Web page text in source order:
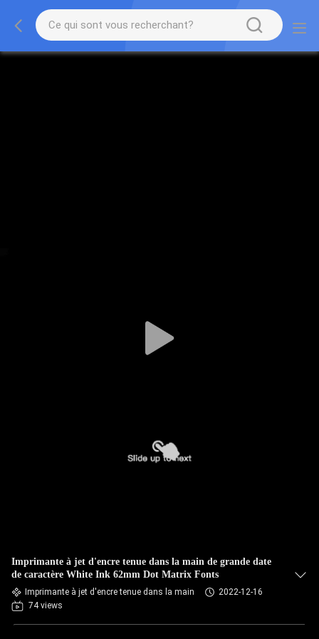
Imprimante à jet d'encre tenue dans la main de grande date
de caractère White Ink 62mm Dot Matrix Fonts
Imprimante à jet d'encre tenue dans la main
2022-12-16
74 views